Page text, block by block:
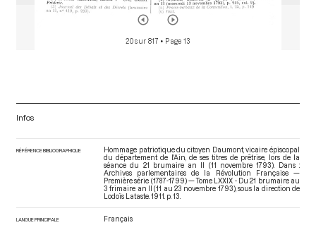
20 sur 817 • Page 13
Infos
RÉFÉRENCE BIBLIOGRAPHIQUE
Hommage patriotique du citoyen Daumont, vicaire épiscopal
du département de l'Ain, de ses titres de prêtrise, lors de la
séance du 21 brumaire an II (11 novembre 1793). Dans :
Archives parlementaires de la Révolution Française —
Première série (1787-1799) — Tome LXXIX - Du 21 brumaire au
3 frimaire an II (11 au 23 novembre 1793), sous la direction de
Lodoïs Lataste. 1911. p. 13.
LANGUE PRINCIPALE Français